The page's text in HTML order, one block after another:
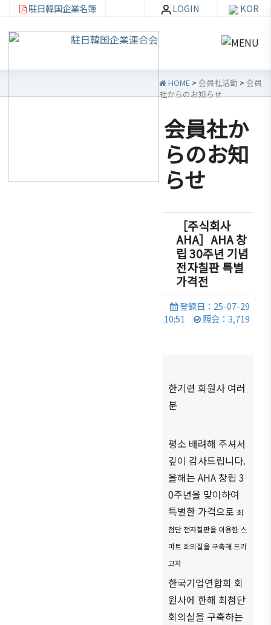
（同好
会）
からの
お知ら
インタ
ー/寄
資
料
室
お知ら
せ・イ
ベント
貿易通
商情報
セミナ
ー
ニュー
活・便
利情報
関連機
関
サイト
マップ
駐日韓国企業名簿 KOR
LOGIN
HOME > 会員社活動 > 会員
社からのお知らせ
会員社か
らのお知
らせ
［주식회사
AHA］AHA 창
립 30주년 기념
전자칠판 특별
가격전
登録日：25-07-29
10:51
照会：3,719
한기련 회원사 여러
분
평소 배려해 주셔서
깊이 감사드립니다.
올해는 AHA 창립 3
0주년을 맞이하여
특별한 가격으로 최
첨단 전자칠판을 이용한 스
마트 회의실을 구축해 드리
고자
한국기업연합회 회
원사에 한해 최첨단
회의실을 구축하는